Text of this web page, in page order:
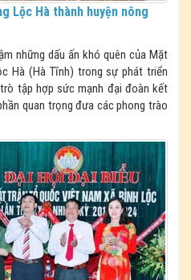
Lộc Hà thành huyện nông
những dấu ấn khó quên của Mặt
Hà (Hà Tĩnh) trong sự phát triển
tập hợp sức mạnh đại đoàn kết
quan trọng đưa các phong trào